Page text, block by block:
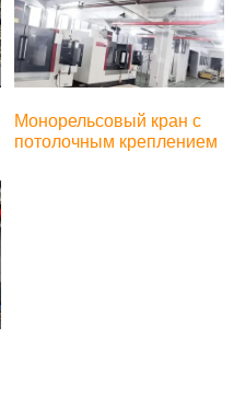
Монорельсовый кран с
потолочным креплением